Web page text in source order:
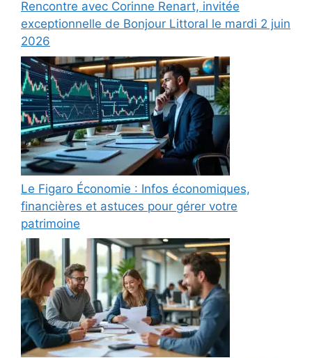
Rencontre avec Corinne Renart, invitée
exceptionnelle de Bonjour Littoral le mardi 2 juin
2026
Le Figaro Économie : Infos économiques,
financières et astuces pour gérer votre
patrimoine